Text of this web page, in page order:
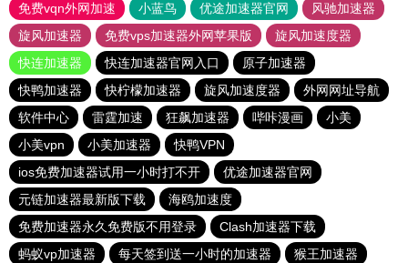
免费vqn外网加速
小蓝鸟 优途加速器官网
风驰加速器
旋风加速器
免费vps加速器外网苹果版
旋风加速度器
快连加速器
快连加速器官网入口
原子加速器
快鸭加速器
快柠檬加速器 旋风加速度器
外网网址导航
软件中心
雷霆加速 狂飙加速器 哔咔漫画
小美
小美vpn
小美加速器
快鸭VPN
ios免费加速器试用一小时打不开
优途加速器官网
元链加速器最新版下载
海鸥加速度
免费加速器永久免费版不用登录
Clash加速器下载
蚂蚁vp加速器
每天签到送一小时的加速器
猴王加速器